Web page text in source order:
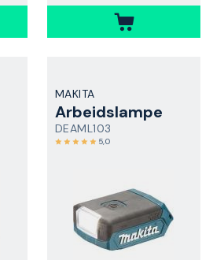
MAKITA
Arbeidslampe
DEAML103
5,0